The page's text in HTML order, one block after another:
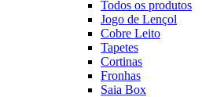
Todos os produtos
Jogo de Lençol
Cobre Leito
Tapetes
Cortinas
Fronhas
Saia Box